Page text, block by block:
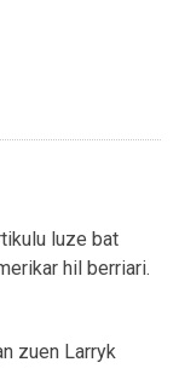
luze bat
hil berriari.
zuen Larryk